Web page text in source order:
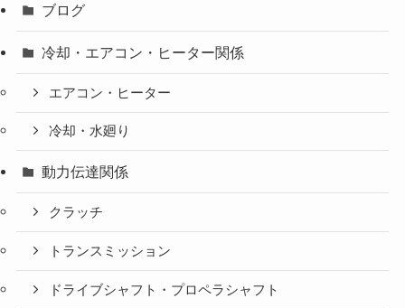
ブログ
冷却・エアコン・ヒーター関係
エアコン・ヒーター
冷却・水廻り
動力伝達関係
クラッチ
トランスミッション
ドライブシャフト・プロペラシャフト